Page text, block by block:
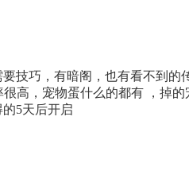
技巧，有暗阁，也有看不到的
高，宠物蛋什么的都有 ，掉
5天后开启